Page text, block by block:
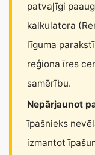
patvaļīgi
kalkulatora
līguma
reģiona īres
samērību.
Nepārjaunot
īpašnieks
izmantot